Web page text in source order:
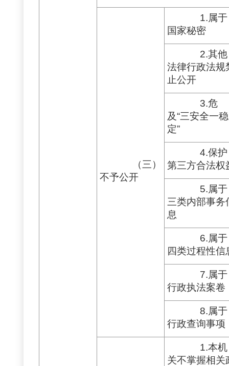
（三）
不予公开
1.属于
国家秘密
2.其他
法律行政法规
止公开
3.危
及“三安全一稳
定”
4.保护
第三方合法权
5.属于
三类内部事务
息
6.属于
四类过程性信
7.属于
行政执法案卷
8.属于
行政查询事项
1.本机
关不掌握相关